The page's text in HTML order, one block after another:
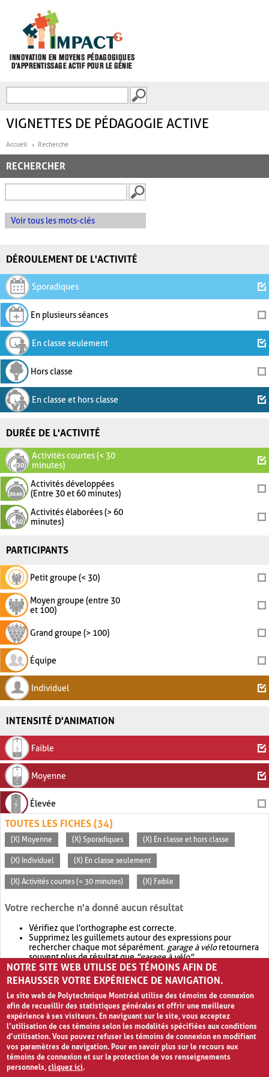
FORMULAIRE DE
VIGNETTES DE PÉDAGOGIE ACTIVE
Accueil Recherche
RECHERCHER
Voir tous les mots-clés
DÉROULEMENT DE L'ACTIVITÉ
Sporadiques
En plusieurs séances
En classe seulement
Hors classe
En classe et hors classe
DURÉE DE L'ACTIVITÉ
Activités courtes (< 30
minutes)
Activités développées
(Entre 30 et 60 minutes)
Activités élaborées (> 60
minutes)
PARTICIPANTS
Petit groupe (< 30)
Moyen groupe (entre 30
et 100)
Grand groupe (> 100)
Équipe
Individuel
INTENSITÉ D'ANIMATION
Faible
Moyenne
Élevée
TOUTES LES FICHES (34)
(X) Moyenne (X) Sporadiques (X) En classe et hors classe
(X) Individuel (X) En classe seulement
(X) Activités courtes (< 30 minutes) (X) Faible
Votre recherche n'a donné aucun résultat
Vérifiez que l'orthographe est correcte.
Supprimez les guillemets autour des expressions pour
rechercher chaque mot séparément. garage à véloretournera
souvent plus de résultat que"garage à vélo".
Envisagez d'élargir votre recherche avec OR.garage OR vélo
retournera souvent plus de résultat quegarage à vélo
NOTRE SITE WEB UTILISE DES TÉMOINS AFIN DE
REHAUSSER VOTRE EXPÉRIENCE DE NAVIGATION.
Le site web de Polytechnique Montréal utilise des témoins de connexion
afin de recueillir des statistiques générales et offrir une meilleure
expérience à ses visiteurs. En naviguant sur le site, vous acceptez
l’utilisation de ces témoins selon les modalités spécifiées aux conditions
d’utilisation. Vous pouvez refuser les témoins de connexion en modifiant
vos paramètres de navigation. Pour en savoir plus sur le recours aux
témoins de connexion et sur la protection de vos renseignements
personnels,cliquez ici.